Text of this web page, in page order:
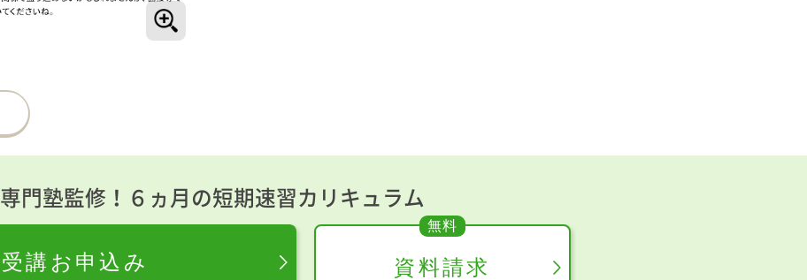
専門塾監修！６ヵ月の短期速習カリキュラム
受講お申込み 資料請求